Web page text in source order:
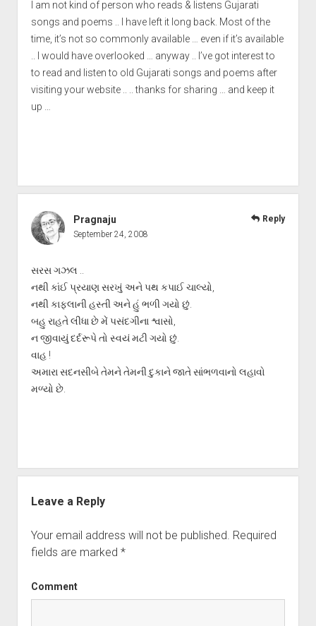
I am not kind of person who reads & listens Gujarati
songs and poems .. I have left it long back. Most of the
time, it’s not so commonly available … even if it’s available
.. I would have overlooked … anyway .. I’ve got interest to
to read and listen to old Gujarati songs and poems after
visiting your website .. .. thanks for sharing … and keep it
up …
Pragnaju
September 24, 2008
સરસ ગઝલ ..
નથી કાંઈ પ્રયાણ સરખું અને પથ કપાઈ ચાલ્યો,
નથી કાફલાની હસ્તી અને હું ભળી ગયો છું.
બહુ રાહતે લીધા છે મેં પસંદગીના શ્વાસો,
ન જીવાયું દર્દરૂપે તો સ્વયં મટી ગયો છું.
વાહ !
અમારા સદનસીબે તેમને તેમની દુકાને જાતે સાંભળવાનો લહાવો
મળ્યો છે.
Reply
Leave a Reply
Your email address will not be published. Required
fields are marked *
Comment